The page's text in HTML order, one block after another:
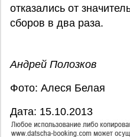
отказались от
сборов в два раза.
Андрей Полозков
Фото: Алеся Белая
Дата: 15.10.2013